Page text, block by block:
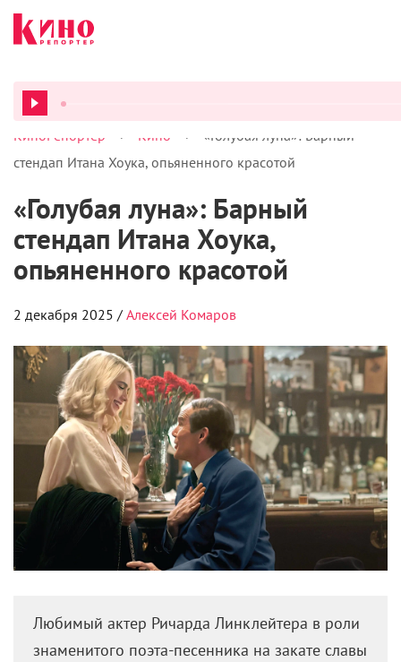
ВСЕ
КиноРепортер > Кино >
«Голубая луна»: Барный
стендап Итана Хоука, опьяненного красотой
«Голубая луна»: Барный
стендап Итана Хоука,
опьяненного красотой
2 декабря 2025 / Алексей Комаров
Любимый актер Ричарда Линклейтера в роли
знаменитого поэта-песенника на закате славы